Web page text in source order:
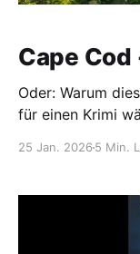
Cape Cod
Oder: Warum
für einen Krimi wäre Man stelle sich vor:
Familien in
25 Jan. 2026 5 Min.